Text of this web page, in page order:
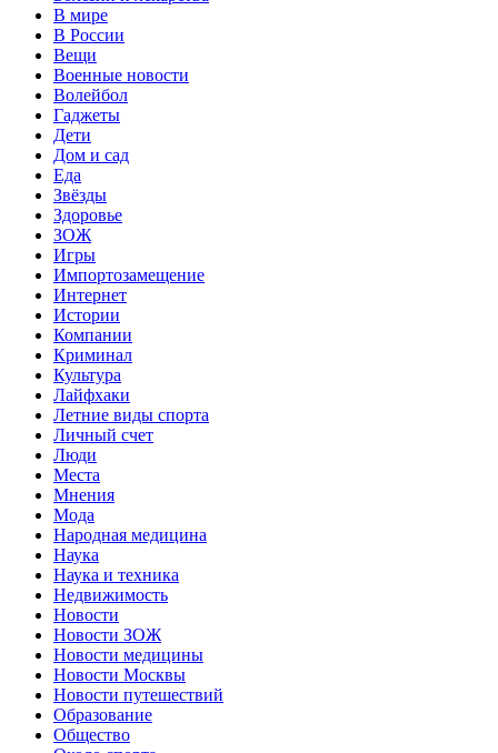
В мире
В России
Вещи
Военные новости
Волейбол
Гаджеты
Дети
Дом и сад
Еда
Звёзды
Здоровье
ЗОЖ
Игры
Импортозамещение
Интернет
Истории
Компании
Криминал
Культура
Лайфхаки
Летние виды спорта
Личный счет
Люди
Места
Мнения
Мода
Народная медицина
Наука
Наука и техника
Недвижимость
Новости
Новости ЗОЖ
Новости медицины
Новости Москвы
Новости путешествий
Образование
Общество